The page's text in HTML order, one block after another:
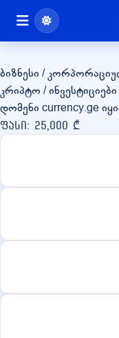
currency.ge
ბიზნესი /
კრიპტო / ინვესტიციები
დომენი currency.ge
ფასი: 25,000 ₾